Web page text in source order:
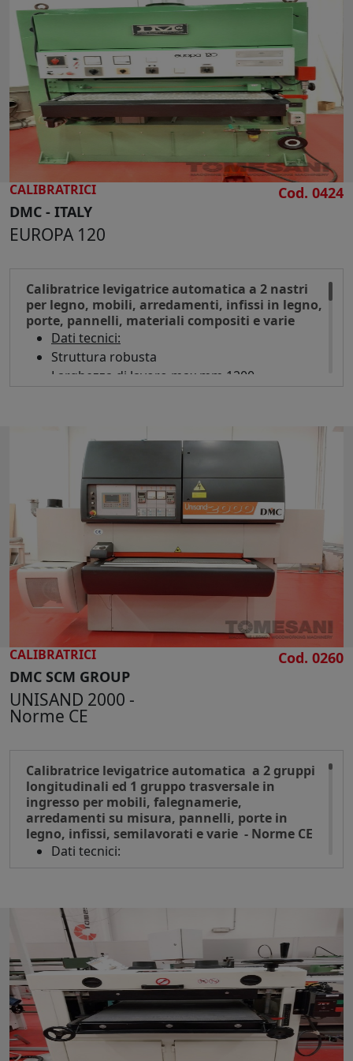
CERCA
CALIBRATRICI
DMC - ITALY
EUROPA 120
Cod. 0424
Calibratrice levigatrice automatica a 2 nastri
per legno, mobili, arredamenti, infissi in legno,
porte, pannelli, materiali compositi e varie
Dati tecnici:
Struttura robusta
Larghezza di lavoro max mm 1200
Diametro mm 220 - Staffe di pressione tenuta
pezzi regolabili - Motore Hp 20
2° Gruppo Tampone Finitore con pressione
regolabile - Motore Hp 10
Soffiatori pulizia nastri
Variatore velocità avanzamento tappeto da
3,5 a 17,5 mt/min
Piano a depressione - Motore Hp 7,5
Sollevamento automatico del piano
Posizionatore automatico del piano
N° 2 bocche aspirazione diametro mm 200
Pressione esercizio 7 bar
Dimensioni d'ingombro mm 1900 x 1800 x
2100 h
Peso kg 2500
CALIBRATRICI
DMC SCM GROUP
UNISAND 2000 -
Norme CE
Cod. 0260
Calibratrice levigatrice automatica a 2 gruppi
longitudinali ed 1 gruppo trasversale in
ingresso per mobili, falegnamerie,
arredamenti su misura, pannelli, porte in
legno, infissi, semilavorati e varie - Norme CE
Dati tecnici:
Larghezza min di lavoro mm 52
Lunghezza minima mm 400
Altezza di lavoro min/max mm 4/170
Avanzamento tappeto con motovariatore di
velocità
Sviluppo nastri abrasivi longitudinali mm
1370 x 2620
Sviluppo nastri abrasivi trasversali mm 150 x